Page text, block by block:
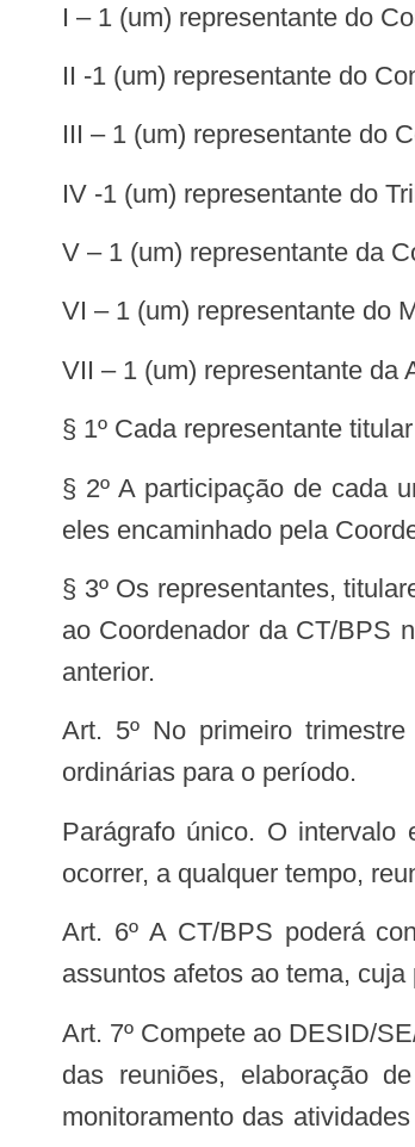
I – 1 (um) representante do
II -1 (um) representante do
III – 1 (um) representante do
IV -1 (um) representante do
V – 1 (um) representante da
VI – 1 (um) representante
VII – 1 (um) representante
§ 1º Cada representante
§ 2º A participação de cada
eles encaminhado pela
§ 3º Os representantes,
ao Coordenador da CT/BPS
anterior.
Art. 5º No primeiro trimestre de cada ano, a CT/BPS reunirse-á para elaboração e aprovação do calendário de reuniões
ordinárias para o período.
Parágrafo único. O intervalo entre as reuniões ordinárias da CT/BPS não poderá ser superior a 4 (quatro) meses, podendo
ocorrer, a qualquer tempo,
Art. 6º A CT/BPS poderá convidar representantes de órgãos e entidades, públicas e privadas, bem como especialistas em
assuntos afetos ao tema,
Art. 7º Compete ao DESID/SE/MS fornecer o apoio administrativo necessário ao desenvolvimento dos trabalhos e a convocação
das reuniões, elaboração
monitoramento das